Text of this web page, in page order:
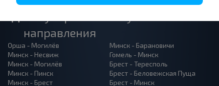
направления
Орша - Могилёв
Минск - Несвиж
Минск - Могилёв
Минск - Пинск
Минск - Брест
Минск - Барановичи
Гомель - Минск
Брест - Тересполь
Брест - Беловежская Пуща
Брест - Минск